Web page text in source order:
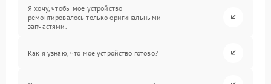
Я хочу, чтобы мое устройство
ремонтировалось только оригинальными
запчастями.
Как я узнаю, что мое устройство готово?